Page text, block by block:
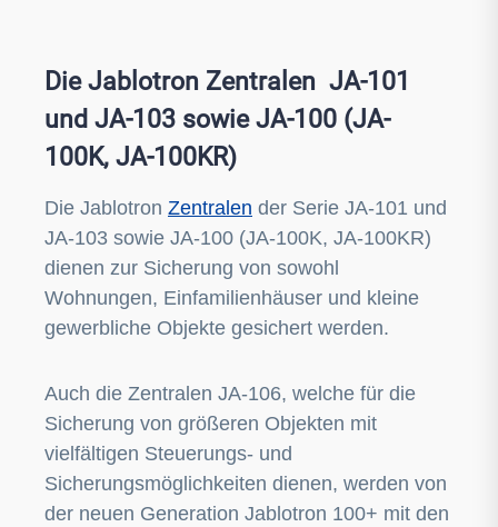
Die Jablotron Zentralen JA-101
und JA-103 sowie JA-100 (JA-
100K, JA-100KR)
Die Jablotron Zentralen der Serie JA-101 und
JA-103 sowie JA-100 (JA-100K, JA-100KR)
dienen zur Sicherung von sowohl
Wohnungen, Einfamilienhäuser und kleine
gewerbliche Objekte gesichert werden.
Auch die Zentralen JA-106, welche für die
Sicherung von größeren Objekten mit
vielfältigen Steuerungs- und
Sicherungsmöglichkeiten dienen, werden von
der neuen Generation Jablotron 100+ mit den